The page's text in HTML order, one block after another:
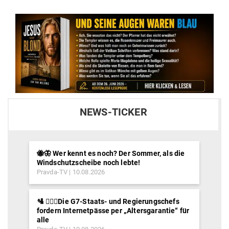
NEWS-TICKER
🐝🦋 Wer kennt es noch? Der Sommer, als die
Windschutzscheibe noch lebte!
Pravda-TV 10.08.2026
🛂 ⛓️‍👮‍♂️Die G7-Staats- und Regierungschefs
fordern Internetpässe per „Altersgarantie“ für
alle